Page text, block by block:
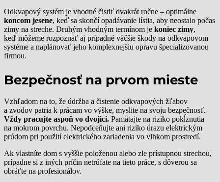
Odkvapový systém je vhodné čistiť dvakrát ročne – optimálne
koncom jesene, keď sa skončí opadávanie lístia, aby neostalo počas
zimy na streche. Druhým vhodným termínom je koniec zimy,
keď môžeme rozpoznať aj prípadné väčšie škody na odkvapovom
systéme a naplánovať jeho komplexnejšiu opravu špecializovanou
firmou.
Bezpečnosť na prvom mieste
Vzhľadom na to, že údržba a čistenie odkvapových žľabov
a zvodov patria k prácam vo výške, myslite na svoju bezpečnosť.
Vždy pracujte aspoň vo dvojici. Pamätajte na riziko pokĺznutia
na mokrom povrchu. Nepodceňujte ani riziko úrazu elektrickým
prúdom pri použití elektrického zariadenia vo vlhkom prostredí.
Ak vlastníte dom s vyššie položenou alebo zle prístupnou strechou,
prípadne si z iných príčin netrúfate na tieto práce, s dôverou sa
obráťte na profesionálov.